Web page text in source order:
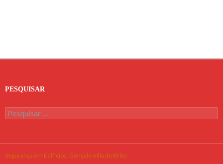
PESQUISAR
Pesquisar
por:
Segurança em Edificios. Gonçalo Villa de Brito